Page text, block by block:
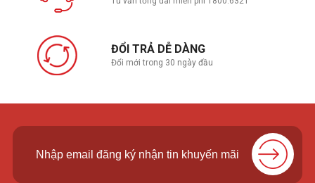
ĐỔI TRẢ DỄ DÀNG
Đổi mới trong 30 ngày đầu